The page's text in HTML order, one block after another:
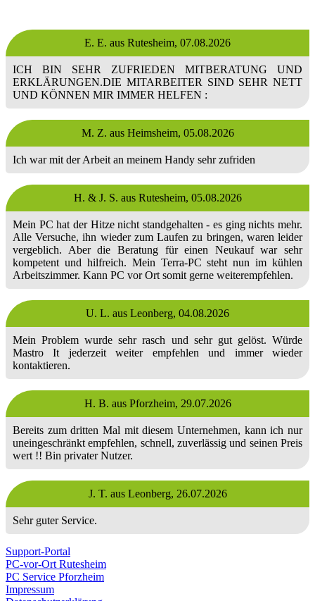
E. E. aus Rutesheim, 07.08.2026
ICH BIN SEHR ZUFRIEDEN MITBERATUNG UND
ERKLÄRUNGEN.DIE MITARBEITER SIND SEHR NETT
UND KÖNNEN MIR IMMER HELFEN :
M. Z. aus Heimsheim, 05.08.2026
Ich war mit der Arbeit an meinem Handy sehr zufriden
H. & J. S. aus Rutesheim, 05.08.2026
Mein PC hat der Hitze nicht standgehalten - es ging nichts mehr.
Alle Versuche, ihn wieder zum Laufen zu bringen, waren leider
vergeblich. Aber die Beratung für einen Neukauf war sehr
kompetent und hilfreich. Mein Terra-PC steht nun im kühlen
Arbeitszimmer. Kann PC vor Ort somit gerne weiterempfehlen.
U. L. aus Leonberg, 04.08.2026
Mein Problem wurde sehr rasch und sehr gut gelöst. Würde
Mastro It jederzeit weiter empfehlen und immer wieder
kontaktieren.
H. B. aus Pforzheim, 29.07.2026
Bereits zum dritten Mal mit diesem Unternehmen, kann ich nur
uneingeschränkt empfehlen, schnell, zuverlässig und seinen Preis
wert !! Bin privater Nutzer.
J. T. aus Leonberg, 26.07.2026
Sehr guter Service.
Support-Portal
PC-vor-Ort Rutesheim
PC Service Pforzheim
Impressum